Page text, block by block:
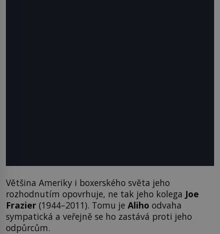
Většina Ameriky i boxerského světa jeho
rozhodnutím opovrhuje, ne tak jeho kolega Joe
Frazier (1944–2011). Tomu je Aliho odvaha
sympatická a veřejně se ho zastává proti jeho
odpůrcům.